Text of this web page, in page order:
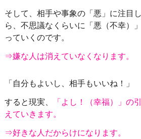
そして、相手や事象の「悪」に注目
ら、不思議なくらいに「悪（不幸）
っていくのです。
⇒嫌な人は消えていなくなります。
「自分もよいし、相手もいいね！」
すると現実、
「よし！（幸福）」の
えていきます。
⇒好きな人だからけになります。